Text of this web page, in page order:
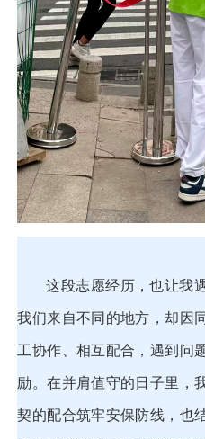
这段志愿经历，也让我
我们来自不同的地方，却因
工协作、相互配合，遇到问
励。在并肩值守的日子里，
契的配合筑牢安保防线，也